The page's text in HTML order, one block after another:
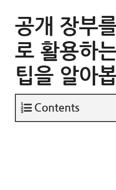
공개 장부
로 활용하
팁을 알아
Contents